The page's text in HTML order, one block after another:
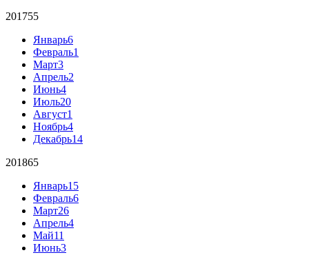
201755
Январь6
Февраль1
Март3
Апрель2
Июнь4
Июль20
Август1
Ноябрь4
Декабрь14
201865
Январь15
Февраль6
Март26
Апрель4
Май11
Июнь3